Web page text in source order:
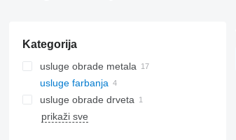
Kategorija
usluge obrade metala
usluge farbanja
usluge obrade drveta
prikaži sve